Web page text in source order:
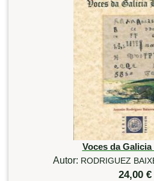
Voces da
Autor: RODRIGUEZ
24,00 €